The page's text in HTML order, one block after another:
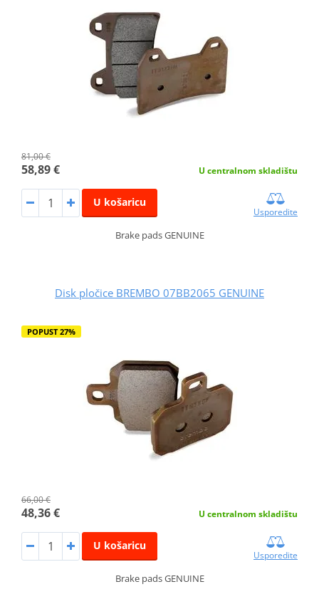
81,00 €
58,89 € U centralnom skladištu
U košaricu
Usporedite
Brake pads GENUINE
Disk pločice BREMBO 07BB2065 GENUINE
POPUST 27%
66,00 €
48,36 € U centralnom skladištu
U košaricu
Usporedite
Brake pads GENUINE